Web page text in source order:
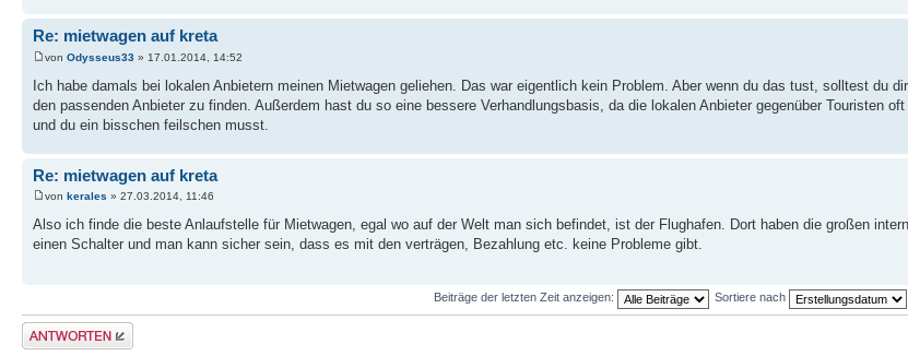
Re: mietwagen auf kreta
von Odysseus33 » 17.01.2014, 14:52
Ich habe damals bei lokalen Anbietern meinen Mietwagen geliehen. Das war eigentlich kein Problem. Aber wenn du das tust, solltest du
den passenden Anbieter zu finden. Außerdem hast du so eine bessere Verhandlungsbasis, da die lokalen Anbieter gegenüber Touristen
und du ein bisschen feilschen musst.
Re: mietwagen auf kreta
von kerales » 27.03.2014, 11:46
Also ich finde die beste Anlaufstelle für Mietwagen, egal wo auf der Welt man sich befindet, ist der Flughafen. Dort haben die großen
einen Schalter und man kann sicher sein, dass es mit den verträgen, Bezahlung etc. keine Probleme gibt.
Beiträge der letzten Zeit anzeigen: Sortiere nach
Antwort erstellen